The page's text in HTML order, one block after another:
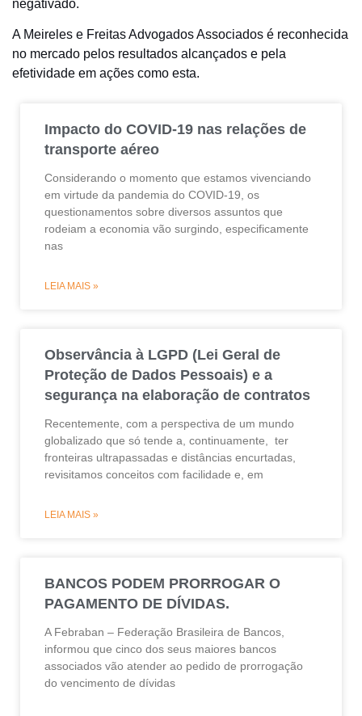
negativado.
A Meireles e Freitas Advogados Associados é reconhecida
no mercado pelos resultados alcançados e pela
efetividade em ações como esta.
Impacto do COVID-19 nas relações de
transporte aéreo
Considerando o momento que estamos vivenciando
em virtude da pandemia do COVID-19, os
questionamentos sobre diversos assuntos que
rodeiam a economia vão surgindo, especificamente
nas
LEIA MAIS »
Observância à LGPD (Lei Geral de
Proteção de Dados Pessoais) e a
segurança na elaboração de contratos
Recentemente, com a perspectiva de um mundo
globalizado que só tende a, continuamente, ter
fronteiras ultrapassadas e distâncias encurtadas,
revisitamos conceitos com facilidade e, em
LEIA MAIS »
BANCOS PODEM PRORROGAR O
PAGAMENTO DE DÍVIDAS.
A Febraban – Federação Brasileira de Bancos,
informou que cinco dos seus maiores bancos
associados vão atender ao pedido de prorrogação
do vencimento de dívidas